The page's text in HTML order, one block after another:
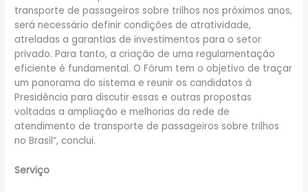
transporte de passageiros sobre trilhos nos próximos anos,
será necessário definir condições de atratividade,
atreladas a garantias de investimentos para o setor
privado. Para tanto, a criação de uma regulamentação
eficiente é fundamental. O Fórum tem o objetivo de traçar
um panorama do sistema e reunir os candidatos à
Presidência para discutir essas e outras propostas
voltadas a ampliação e melhorias da rede de
atendimento de transporte de passageiros sobre trilhos
no Brasil”, conclui.
Serviço